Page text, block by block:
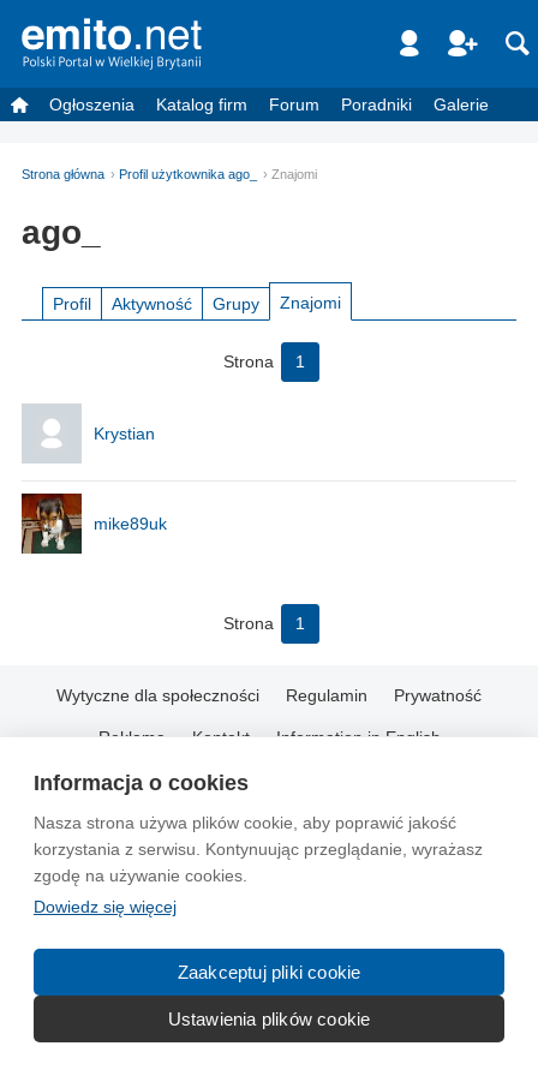
Informacja o cookies
Nasza strona używa plików cookie, aby poprawić jakość
korzystania z serwisu. Kontynuując przeglądanie, wyrażasz
zgodę na używanie cookies.
Dowiedz się więcej
Zaakceptuj pliki cookie
Ustawienia plików cookie
Ogłoszenia Katalog firm Forum Poradniki Galerie
Strona główna Profil użytkownika ago_ Znajomi
ago_
Profil Aktywność Grupy Znajomi
Strona 1
Krystian
mike89uk
Strona 1
Wytyczne dla społeczności Regulamin Prywatność
Reklama Kontakt Information in English